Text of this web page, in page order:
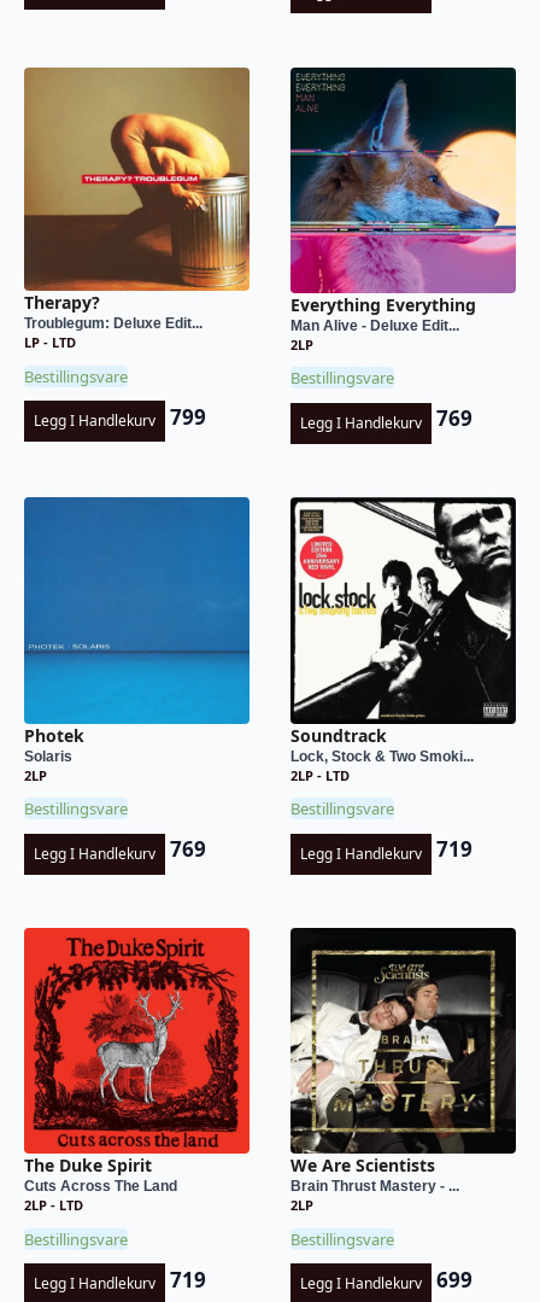
Therapy?
Troublegum: Deluxe Edit...
LP - LTD
Bestillingsvare
Legg I Handlekurv 799
Everything Everything
Man Alive - Deluxe Edit...
2LP
Bestillingsvare
Legg I Handlekurv 769
Photek
Solaris
2LP
Bestillingsvare
Legg I Handlekurv 769
Soundtrack
Lock, Stock & Two Smoki...
2LP - LTD
Bestillingsvare
Legg I Handlekurv 719
The Duke Spirit
Cuts Across The Land
2LP - LTD
Bestillingsvare
Legg I Handlekurv 719
We Are Scientists
Brain Thrust Mastery - ...
2LP
Bestillingsvare
Legg I Handlekurv 699